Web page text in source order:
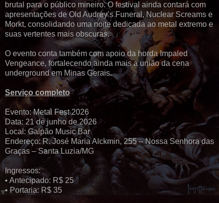
brutal para o público mineiro. O festival ainda contará com
apresentações de Old Audrey’s Funeral, Nuclear Screams e
Morkt, consolidando uma noite dedicada ao metal extremo e
suas vertentes mais obscuras.
O evento conta também com apoio da horda Impaled
Vengeance, fortalecendo ainda mais a união da cena
underground em Minas Gerais.
Serviço completo
Evento: Metal Fest 2026
Data: 21 de junho de 2026
Local: Galpão Music Bar
Endereço: R. José Maria Alckmin, 255 – Nossa Senhora das
Graças – Santa Luzia/MG
Ingressos:
• Antecipado: R$ 25
• Portaria: R$ 35